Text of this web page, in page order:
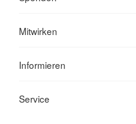
Mitwirken
Informieren
Service